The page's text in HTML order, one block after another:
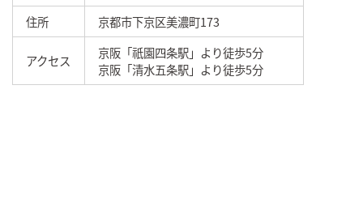
住所
京都市下京区美濃町173
アクセス
京阪「祇園四条駅」より徒歩5分
京阪「清水五条駅」より徒歩5分